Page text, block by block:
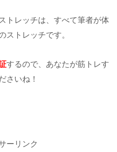
トレッチは、すべて筆者が体
ストレッチです。
するので、あなたが筋トレす
さいね！
ーリンク